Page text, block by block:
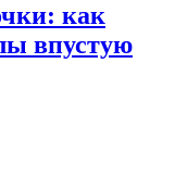
как
впустую